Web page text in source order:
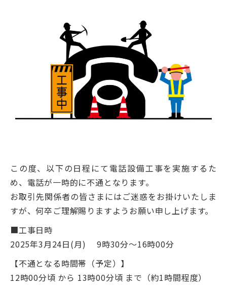
この度、以下の日程にて電話設備工事を実施するた
め、電話が一時的に不通となります。
お取引先関係者の皆さまにはご迷惑をお掛けいたしま
すが、何卒ご理解賜りますようお願い申し上げます。
■工事日時
2025年3月24日(月) 9時30分～16時00分
【不通となる時間帯（予定）】
12時00分頃 から 13時00分頃 まで（約1時間程度）